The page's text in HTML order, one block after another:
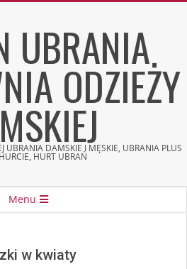
UBRANIA
ODZIEŻY
UBRANIA DAMSKIE I MĘSKIE, UBRANIA PLUS
HURT UBRAŃ
Menu
w kwiaty